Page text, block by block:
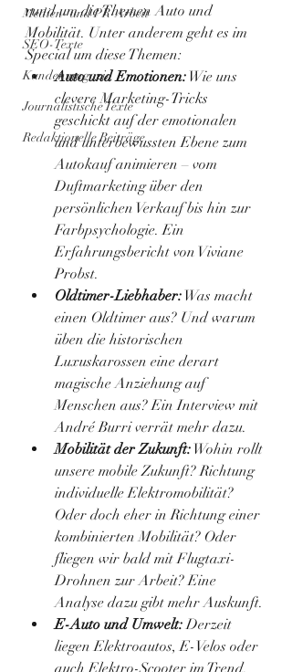
Medien- und PR-Arbeit
SEO-Texte
Kundenmagazin
Journalistische Texte
Redaktionelle Beiträge
rund um die Themen Auto und
Mobilität. Unter anderem geht es im
Special um diese Themen:
Auto und Emotionen: Wie uns
clevere Marketing-Tricks
geschickt auf der emotionalen
und unterbewussten Ebene zum
Autokauf animieren – vom
Duftmarketing über den
persönlichen Verkauf bis hin zur
Farbpsychologie. Ein
Erfahrungsbericht von Viviane
Probst.
Oldtimer-Liebhaber: Was macht
einen Oldtimer aus? Und warum
üben die historischen
Luxuskarossen eine derart
magische Anziehung auf
Menschen aus? Ein Interview mit
André Burri verrät mehr dazu.
Mobilität der Zukunft: Wohin rollt
unsere mobile Zukunft? Richtung
individuelle Elektromobilität?
Oder doch eher in Richtung einer
kombinierten Mobilität? Oder
fliegen wir bald mit Flugtaxi-
Drohnen zur Arbeit? Eine
Analyse dazu gibt mehr Auskunft.
E-Auto und Umwelt: Derzeit
liegen Elektroautos, E-Velos oder